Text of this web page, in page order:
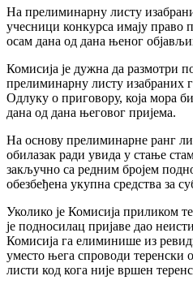
На прелиминарну листу
учесници конкурса имају право
осам дана од дана њеног
Комисија је дужна да размотри
прелиминарну листу изабраних
Одлуку о приговору, која мора
дана од дана његовог пријема.
На основу прелиминарне ранг
обилазак ради увида у стање
закључно са редним бројем
обезбеђена укупна средства за
Уколико је Комисија приликом
је подносилац пријаве дао
Комисија га елиминише из
уместо њега спроводи теренски
листи код кога није вршен